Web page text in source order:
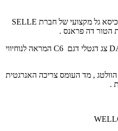
גל מקצועי של חברת SELLE
הטור דה פראנס .
צג דגטלי דגם C6 המראה לנוחיווי
, מד העומס צריכה האנרגטית